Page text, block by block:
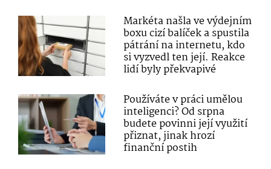
Markéta našla ve výdejním
boxu cizí balíček a spustila
pátrání na internetu, kdo
si vyzvedl ten její. Reakce
lidí byly překvapivé
Používáte v práci umělou
inteligenci? Od srpna
budete povinni její využití
přiznat, jinak hrozí
finanční postih